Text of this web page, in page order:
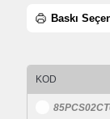
Baskı
KOD